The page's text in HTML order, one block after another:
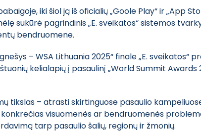
iki šiol ją iš oficialių „Goole Play“ ir „App
sukūrė pagrindinis „E. sveikatos“ sistemos
bendruomene.
– WSA Lithuania 2025“ finale „E. sveikatos“
kelialapių į pasaulinį „World Summit
tikslas – atrasti skirtinguose pasaulio
visuomenės ar bendruomenės
tarp pasaulio šalių, regionų ir žmonių.